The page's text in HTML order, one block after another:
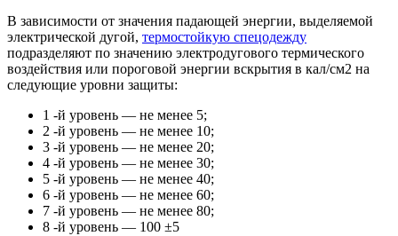
В зависимости от значения падающей энергии, выделяемой
электрической дугой, термостойкую спецодежду
подразделяют по значению электродугового термического
воздействия или пороговой энергии вскрытия в кал/см2 на
следующие уровни защиты:
1 -й уровень — не менее 5;
2 -й уровень — не менее 10;
3 -й уровень — не менее 20;
4 -й уровень — не менее 30;
5 -й уровень — не менее 40;
6 -й уровень — не менее 60;
7 -й уровень — не менее 80;
8 -й уровень — 100 ±5